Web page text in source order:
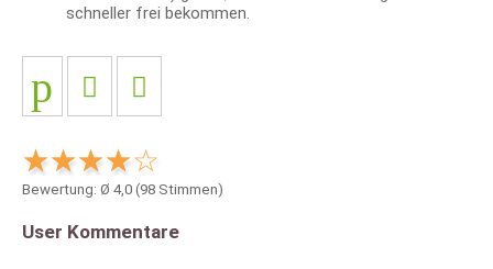
schneller frei bekommen.
Bewertung: Ø 4,0 (98 Stimmen)
User Kommentare